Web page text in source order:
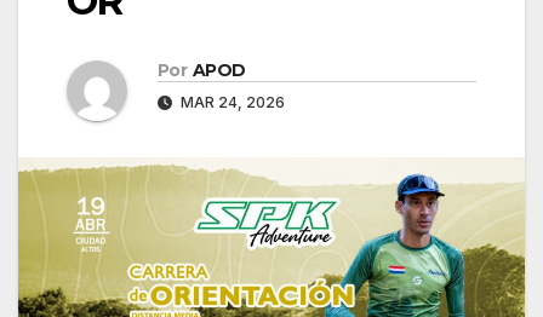
Por APOD
MAR 24, 2026